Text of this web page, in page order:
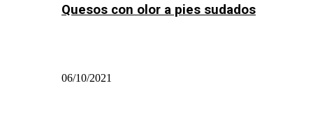
Quesos con olor a pies sudados
06/10/2021